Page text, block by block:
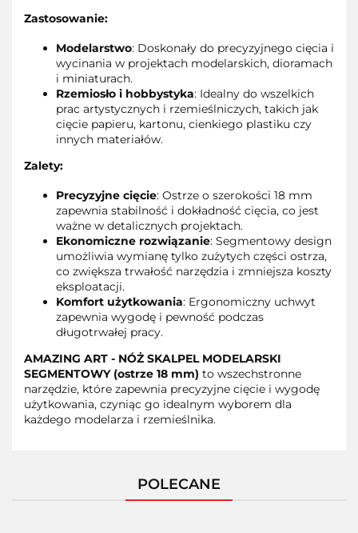
Zastosowanie:
Modelarstwo: Doskonały do precyzyjnego cięcia i
wycinania w projektach modelarskich, dioramach
i miniaturach.
Rzemiosło i hobbystyka: Idealny do wszelkich
prac artystycznych i rzemieślniczych, takich jak
cięcie papieru, kartonu, cienkiego plastiku czy
innych materiałów.
Zalety:
Precyzyjne cięcie: Ostrze o szerokości 18 mm
zapewnia stabilność i dokładność cięcia, co jest
ważne w detalicznych projektach.
Ekonomiczne rozwiązanie: Segmentowy design
umożliwia wymianę tylko zużytych części ostrza,
co zwiększa trwałość narzędzia i zmniejsza koszty
eksploatacji.
Komfort użytkowania: Ergonomiczny uchwyt
zapewnia wygodę i pewność podczas
długotrwałej pracy.
AMAZING ART - NÓŻ SKALPEL MODELARSKI
SEGMENTOWY (ostrze 18 mm) to wszechstronne
narzędzie, które zapewnia precyzyjne cięcie i wygodę
użytkowania, czyniąc go idealnym wyborem dla
każdego modelarza i rzemieślnika.
POLECANE